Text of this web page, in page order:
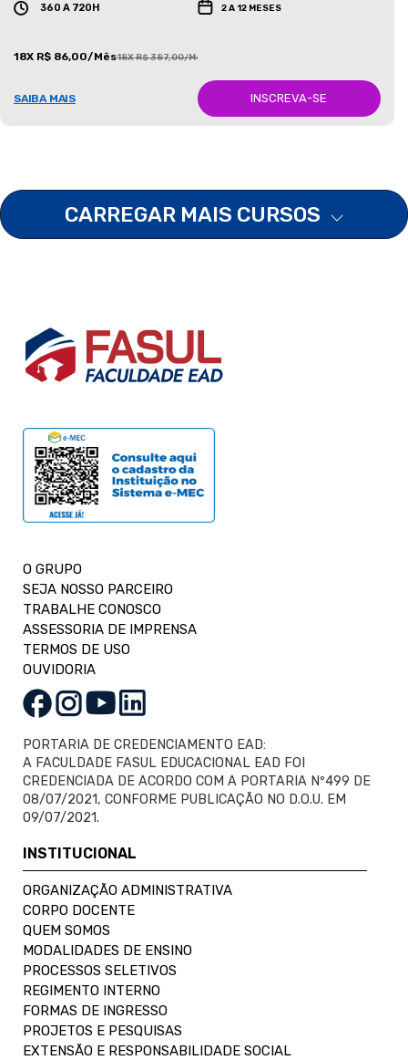
360 A 720H 2 A 12 MESES
18X R$ 86,00/Mês18X R$ 387,00/Mês
SAIBA MAIS INSCREVA-SE
CARREGAR MAIS CURSOS
O GRUPO
SEJA NOSSO PARCEIRO
TRABALHE CONOSCO
ASSESSORIA DE IMPRENSA
TERMOS DE USO
OUVIDORIA
PORTARIA DE CREDENCIAMENTO EAD:
A FACULDADE FASUL EDUCACIONAL EAD FOI
CREDENCIADA DE ACORDO COM A PORTARIA Nº499 DE
08/07/2021, CONFORME PUBLICAÇÃO NO D.O.U. EM
09/07/2021.
INSTITUCIONAL
ORGANIZAÇÃO ADMINISTRATIVA
CORPO DOCENTE
QUEM SOMOS
MODALIDADES DE ENSINO
PROCESSOS SELETIVOS
REGIMENTO INTERNO
FORMAS DE INGRESSO
PROJETOS E PESQUISAS
EXTENSÃO E RESPONSABILIDADE SOCIAL